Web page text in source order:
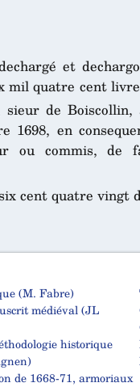
et
mil quatre cent
de
1698, en
ou commis, de
cent quatre vingt
(M. Fabre)
médiéval (JL
historique
de 1668-71, armoriaux